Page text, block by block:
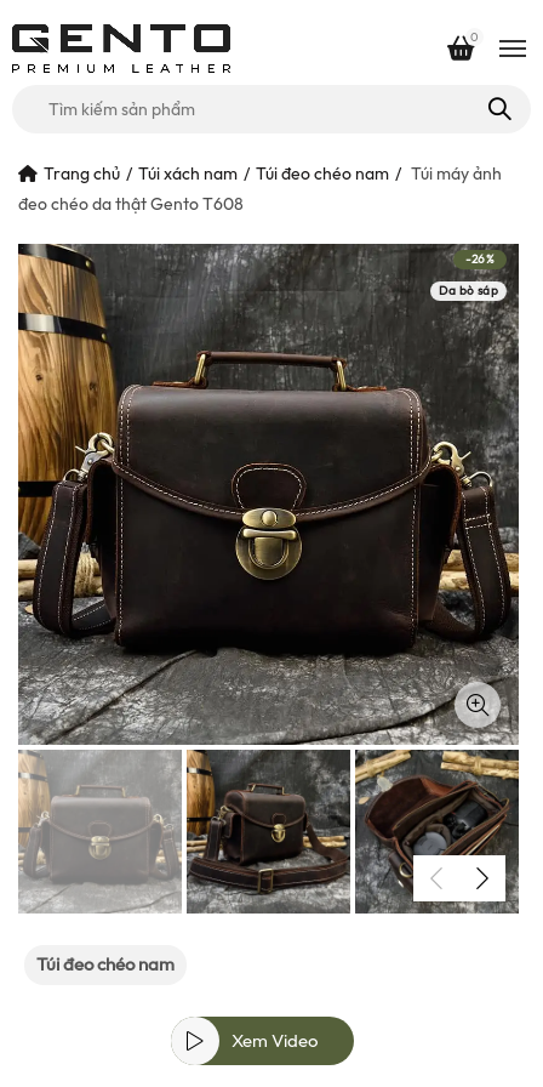
cho:
0
Trang chủ Túi xách nam Túi đeo chéo nam
Túi máy ảnh
đeo chéo da thật Gento T608
-26%
Da bò sáp
Túi đeo chéo nam
Xem Video